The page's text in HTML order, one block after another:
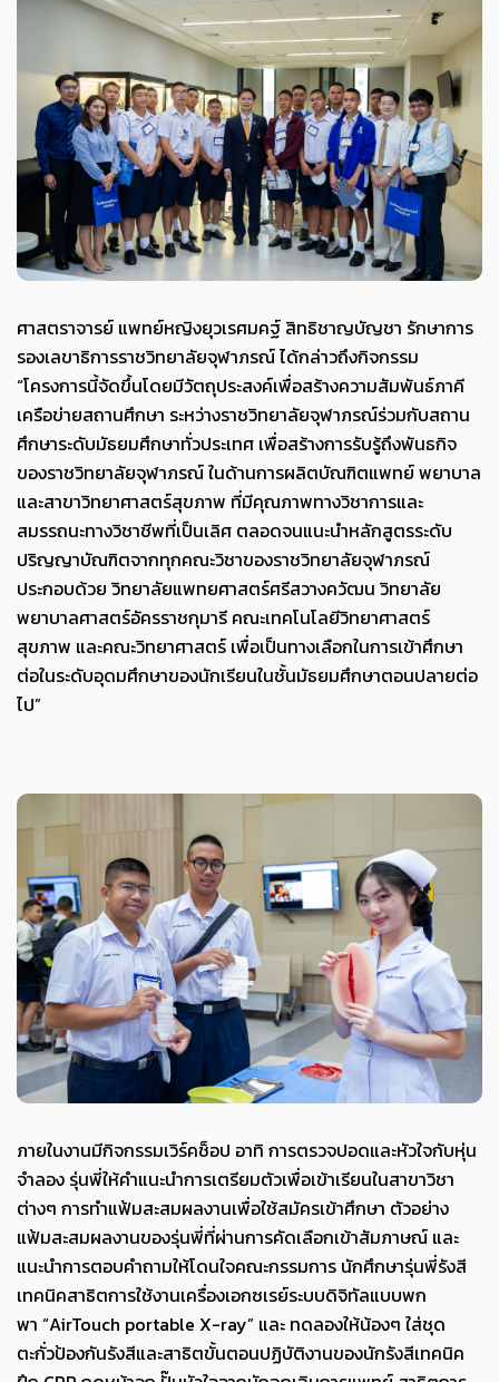
ศาสตราจารย์ แพทย์หญิงยุวเรศมคฐ์ สิทธิชาญบัญชา รักษาการ
รองเลขาธิการราชวิทยาลัยจุฬาภรณ์ได้กล่าวถึงกิจกรรม
“โครงการนี้จัดขึ้นโดยมีวัตถุประสงค์เพื่อสร้างความสัมพันธ์ภาคี
เครือข่ายสถานศึกษา ระหว่างราชวิทยาลัยจุฬาภรณ์ร่วมกับสถาน
ศึกษาระดับมัธยมศึกษาทั่วประเทศ เพื่อสร้างการรับรู้ถึงพันธกิจ
ของราชวิทยาลัยจุฬาภรณ์ ในด้านการผลิตบัณฑิตแพทย์ พยาบาล
และสาขาวิทยาศาสตร์สุขภาพ ที่มีคุณภาพทางวิชาการและ
สมรรถนะทางวิชาชีพที่เป็นเลิศ ตลอดจนแนะนำหลักสูตรระดับ
ปริญญาบัณฑิตจากทุกคณะวิชาของราชวิทยาลัยจุฬาภรณ์
ประกอบด้วย วิทยาลัยแพทยศาสตร์ศรีสวางควัฒน วิทยาลัย
พยาบาลศาสตร์อัครราชกุมารี คณะเทคโนโลยีวิทยาศาสตร์
สุขภาพ และคณะวิทยาศาสตร์ เพื่อเป็นทางเลือกในการเข้าศึกษา
ต่อในระดับอุดมศึกษาของนักเรียนในชั้นมัธยมศึกษาตอนปลายต่อ
ไป”
ภายในงานมีกิจกรรมเวิร์คช็อป อาทิ การตรวจปอดและหัวใจกับหุ่น
จำลอง รุ่นพี่ให้คำแนะนำการเตรียมตัวเพื่อเข้าเรียนในสาขาวิชา
ต่างๆ การทำแฟ้มสะสมผลงานเพื่อใช้สมัครเข้าศึกษา ตัวอย่าง
แฟ้มสะสมผลงานของรุ่นพี่ที่ผ่านการคัดเลือกเข้าสัมภาษณ์ และ
แนะนำการตอบคำถามให้โดนใจคณะกรรมการ นักศึกษารุ่นพี่รังสี
เทคนิคสาธิตการใช้งานเครื่องเอกซเรย์ระบบดิจิทัลแบบพก
พา “AirTouch portable X-ray” และ ทดลองให้น้องๆ ใส่ชุด
ตะกั่วป้องกันรังสีและสาธิตขั้นตอนปฏิบัติงานของนักรังสีเทคนิค